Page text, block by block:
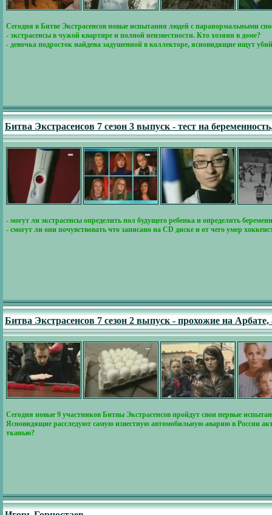
Сегодня в Битве Экстрасенсов новые испытания людей с паранормальными
- экстрасенсы в чужой квартире и полной неизвестности. Кто хозяин в доме?
- девочка подросток найдена задушенной в коллекторе, ясновидящие ищут
Битва Экстрасенсов 7 сезон 3 выпуск - тест на
- могут ли экстрасенсы определить пол будущего ребенка и определить
- смогут ли они почувствовать что записано на CD диске и от чего умер
Битва Экстрасенсов 7 сезон 2 выпуск - прохожие на
Сегодня новые 9 участников Битвы Экстрасенсов пройдут свои первые
Ясновидящие расследуют самую известную автомобильную аварию в России
тканью?